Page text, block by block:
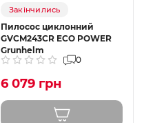
Закінчились
Пилосос циклонний
GVCM243CR ECO POWER
Grunhelm
0
6 079 грн